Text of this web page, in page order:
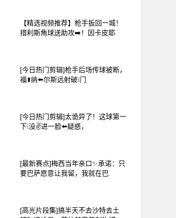
【精选视频推荐】枪手扳回一城！
措利斯角球送助攻➡️！因卡皮耶
[今日热门剪辑]枪手后场传球被断，
福⬆️纳⬅️尔斯远射破❕门
[今日热门剪辑]太诡异了！这球第一
下❕没✌️进一脸⬅️疑惑，
[最新赛点]梅西当年亲口✨承诺：只
要巴萨愿意让我留，我就在巴
[高光片段集]搞半天不去沙特去土